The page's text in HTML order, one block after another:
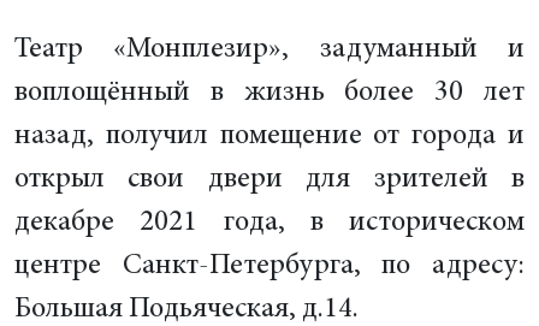
Театр «Монплезир», задуманный и
воплощённый в жизнь более 30 лет
назад, получил помещение от города и
открыл свои двери для зрителей в
декабре 2021 года, в историческом
центре Санкт-Петербурга, по адресу:
Большая Подьяческая, д.14.